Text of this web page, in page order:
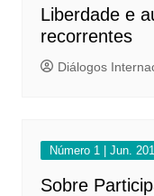
Liberdade e
recorrentes
Diálogos
Número 1 | Jun.
Sobre